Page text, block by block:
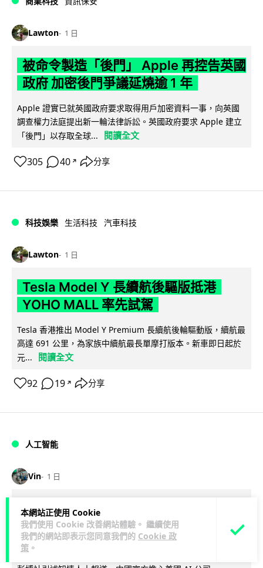
本網站正使用 Cookie
我們使用 Cookie 改善網站體驗。 繼續使用
我們的網站即表示您同意我們的 Cookie 政
策 。
Lawton 1 日
被命令製造「後門」 Apple 再控告英國
政府 加密後門爭議延燒逾 1 年
Apple 證實已就英國政府要求取得用戶加密資料一事，向英國
調查權力法庭提出新一輪法律訴訟。英國政府要求 Apple 建立
「後門」以存取全球...
閱讀全文
305 40 ↗ 分享
科技娛樂 生活科技 汽車科技
Lawton 1 日
Tesla Model Y 長續航後驅版抵港
YOHO MALL 率先試駕
Tesla 香港推出 Model Y Premium 長續航後輪驅動版，續航最
高達 691 公里，為家族中續航最長單摩打版本。新車即日起於
元...
閱讀全文
92 19 ↗ 分享
人工智能
Vin 1 日
據報中國憂美國 AI 變武器 不滿
Anthropic 拒正常存取 擬列實體清單作
反制